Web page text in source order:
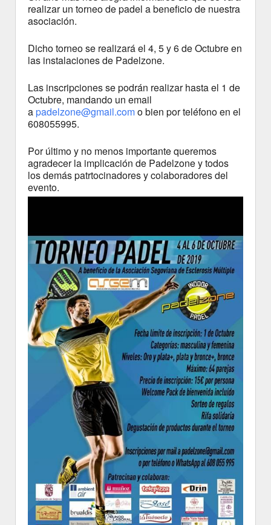
realizar un torneo de padel a beneficio de nuestra
asociación.
Dicho torneo se realizará el 4, 5 y 6 de Octubre en
las instalaciones de Padelzone.
Las inscripciones se podrán realizar hasta el 1 de
Octubre, mandando un email
apadelzone@gmail.como bien por teléfono en el
608055995.
Por último y no menos importante queremos
agradecer la implicación de Padelzone y todos
los demás patrtocinadores y colaboradores del
evento.